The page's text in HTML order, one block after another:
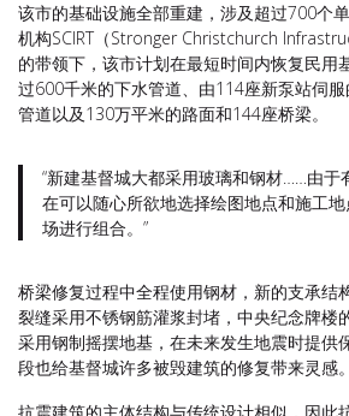
该市的基础设施全部重建，涉及超过700个
机构SCIRT（Stronger Christchurch
的带领下，该市计划在最短时间内恢复民用
过600千米的下水管道、由114座新泵站伺
管道以及130万平米的路面和144座桥梁。
“新建基督城大都采用玻璃和钢材……由于
在可以随心所欲地选择绘图地点和施工
场进行组合。”
桥梁修复过程中全程使用钢材，新的支承结
裂缝采用不锈钢筋灌浆封堵，中央纪念牌楼
采用钢制摇摆地基，在未来发生地震时提供
段也给基督城许多被毁建筑的修复带来灵感。